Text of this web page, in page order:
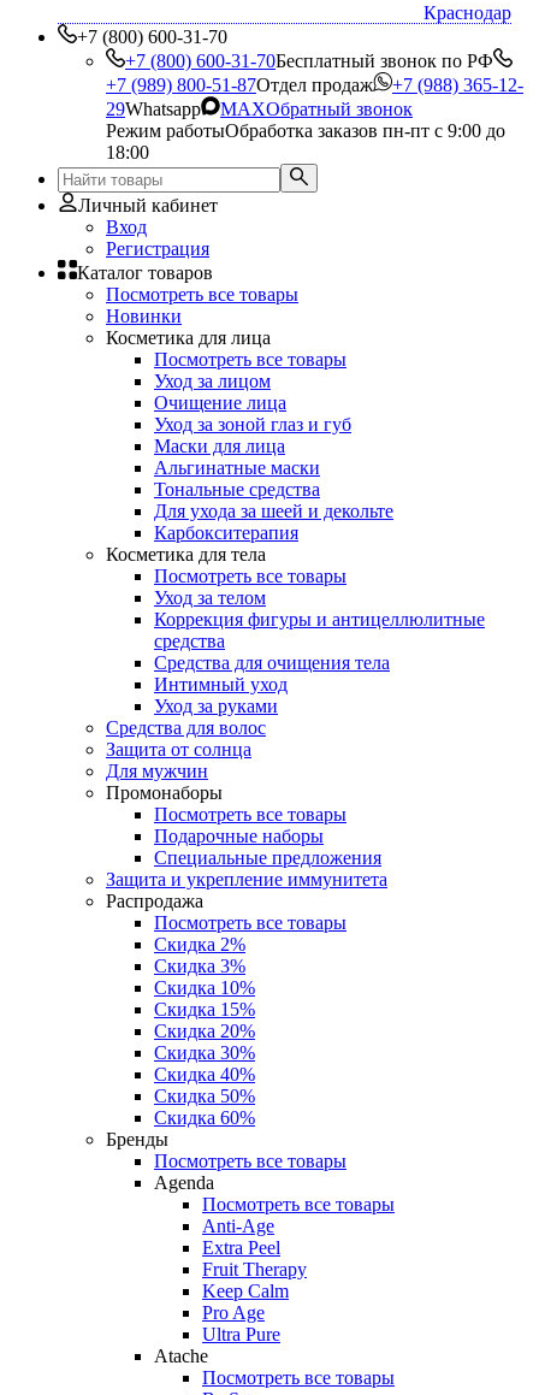
Краснодар
+7 (800) 600-31-70
+7 (800) 600-31-70Бесплатный звонок по РФ
+7 (989) 800-51-87Отдел продаж
+7 (988) 365-12-
29Whatsapp MAXОбратный звонок
Режим работыОбработка заказов пн-пт с 9:00 до
18:00
Личный кабинет
Вход
Регистрация
Каталог товаров
Посмотреть все товары
Новинки
Косметика для лица
Посмотреть все товары
Уход за лицом
Очищение лица
Уход за зоной глаз и губ
Маски для лица
Альгинатные маски
Тональные средства
Для ухода за шеей и декольте
Карбокситерапия
Косметика для тела
Посмотреть все товары
Уход за телом
Коррекция фигуры и антицеллюлитные
средства
Средства для очищения тела
Интимный уход
Уход за руками
Средства для волос
Защита от солнца
Для мужчин
Промонаборы
Посмотреть все товары
Подарочные наборы
Специальные предложения
Защита и укрепление иммунитета
Распродажа
Посмотреть все товары
Скидка 2%
Скидка 3%
Скидка 10%
Скидка 15%
Скидка 20%
Скидка 30%
Скидка 40%
Скидка 50%
Скидка 60%
Бренды
Посмотреть все товары
Agenda
Посмотреть все товары
Anti‑Age
Extra Peel
Fruit Therapy
Keep Calm
Pro Age
Ultra Pure
Atache
Посмотреть все товары